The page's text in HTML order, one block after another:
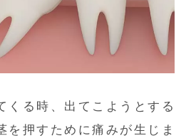
くる時、出てこようとする
を押すために痛みが生じま